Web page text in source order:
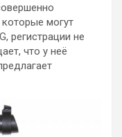
могут
регистрации не
что у неё